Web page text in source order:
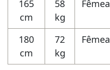
165
cm
58
kg
Fêmea
180
cm
72
kg
Fêmea